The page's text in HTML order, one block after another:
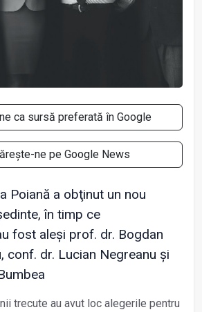
ca sursă preferată în Google
ne pe Google News
Poiană a obţinut un nou
în timp ce
fost aleși prof. dr. Bogdan
conf. dr. Lucian Negreanu și
trecute au avut loc alegerile pentru